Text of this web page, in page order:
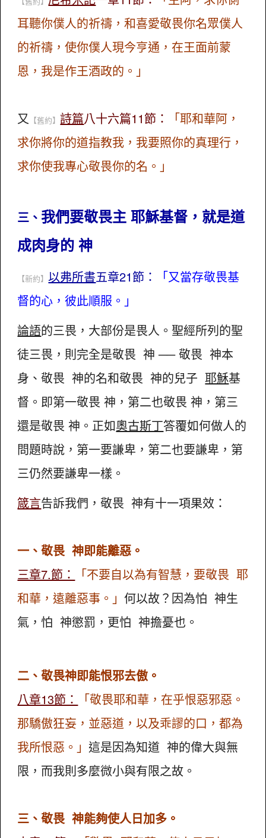
耳聽你僕人的祈禱，和喜愛敬畏你名眾僕人
的祈禱，使你僕人現今亨通，在王面前蒙
恩，我是作王酒政的。」
又 【舊約】 詩篇八十六篇11節：
「耶和華阿，
求你將你的道指教我，我要照你的真理行，
求你使我專心敬畏你的名。」
三、 我們要敬畏主 耶穌基督，就是道
成肉身的 神
【新約】 以弗所書五章21節：
「又當存敬畏基
督的心，彼此順服。」
論語的三畏，大部份是畏人。聖經所列的聖
徒三畏，則完全是敬畏 神 ── 敬畏 神本
身、敬畏 神的名和敬畏 神的兒子耶穌基
督。即第一敬畏 神，第二也敬畏 神，第三
還是敬畏 神。正如奧古斯丁答覆如何做人的
問題時說，第一要謙卑，第二也要謙卑，第
三仍然要謙卑一樣。
箴言告訴我們，敬畏 神有十一項果效：
一、敬畏 神即能離惡。
三章7.節：
「不要自以為有智慧，要敬畏 耶
和華，遠離惡事。」 何以故？因為怕 神生
氣，怕 神懲罰，更怕 神擔憂也。
二、敬畏神即能恨邪去傲。
八章13節：
「敬畏耶和華，在乎恨惡邪惡。
那驕傲狂妄，並惡道，以及乖謬的口，都為
我所恨惡。」這是因為知道 神的偉大與無
限，而我則多麼微小與有限之故。
三、敬畏 神能夠使人日加多。